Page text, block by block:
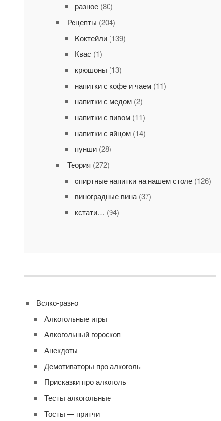
разное(80)
Рецепты (204)
Kоктейли(139)
Квас (1)
крюшоны (13)
напитки с кофе и чаем(11)
напитки с медом(2)
напитки с пивом(11)
напитки с яйцом(14)
пунши(28)
Теория (272)
cпиртные напитки на нашем столе(126)
виноградные вина(37)
кстати… (94)
Всяко-разно
Алкогольные игры
Алкогольный гороскоп
Анекдоты
Демотиваторы про алкоголь
Присказки про алкоголь
Тесты алкогольные
Тосты — притчи